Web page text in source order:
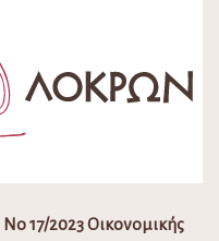
17/2023 Οικονομικής